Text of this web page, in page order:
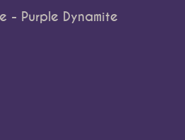
- Purple Dynamite